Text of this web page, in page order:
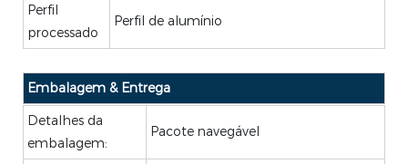
Perfil
processado
Perfil de alumínio
Embalagem & Entrega
Detalhes da
embalagem:
Pacote navegável